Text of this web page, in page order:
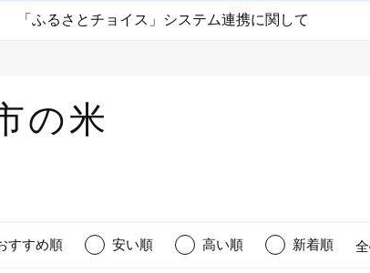
「ふるさとチョイス」システム連携に関して
の米
すすめ順 安い順 高い順 新着順 全